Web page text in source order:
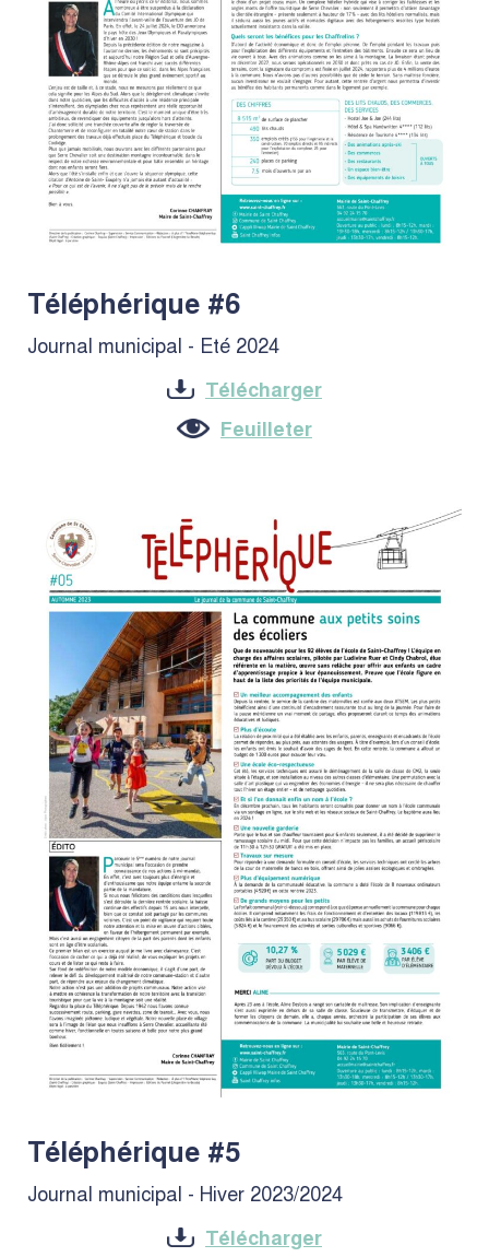
Téléphérique #6
Journal municipal - Eté 2024
Télécharger
Feuilleter
Téléphérique #5
Journal municipal - Hiver 2023/2024
Télécharger